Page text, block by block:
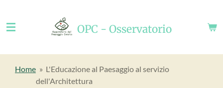
al
contenuto
OPC - Osservatorio
Home » L'Educazione al Paesaggio al servizio
dell'Architettura